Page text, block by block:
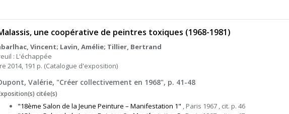
une coopérative de peintres toxiques (1968-1981)
Vincent; Lavin, Amélie; Tillier, Bertrand
: L'échappée
2014, 191 p. (Catalogue d'exposition)
Valérie, "Créer collectivement en 1968", p. 41-48
citée(s)
"18ème Salon de la Jeune Peinture – Manifestation 1" , Paris 1967 , cit. p. 46